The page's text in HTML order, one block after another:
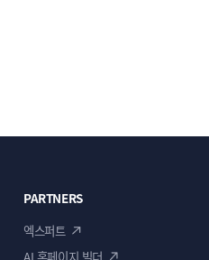
PARTNERS
엑스퍼트
AI 홈페이지 빌더